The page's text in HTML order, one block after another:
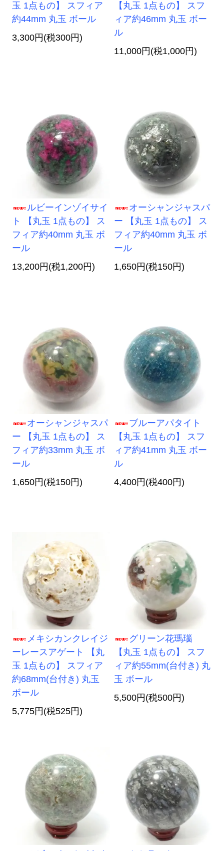
玉 1点もの】 スフィア
約44mm 丸玉 ボール
3,300円(税300円)
【丸玉 1点もの】 スフ
ィア約46mm 丸玉 ボー
ル
11,000円(税1,000円)
ルビーインゾイサイ
ト 【丸玉 1点もの】 ス
フィア約40mm 丸玉 ボ
ール
13,200円(税1,200円)
オーシャンジャスパ
ー 【丸玉 1点もの】 ス
フィア約40mm 丸玉 ボ
ール
1,650円(税150円)
オーシャンジャスパ
ー 【丸玉 1点もの】 ス
フィア約33mm 丸玉 ボ
ール
1,650円(税150円)
ブルーアパタイト
【丸玉 1点もの】 スフ
ィア約41mm 丸玉 ボー
ル
4,400円(税400円)
メキシカンクレイジ
ーレースアゲート 【丸
玉 1点もの】 スフィア
約68mm(台付き) 丸玉
ボール
5,775円(税525円)
グリーン花瑪瑙
【丸玉 1点もの】 スフ
ィア約55mm(台付き) 丸
玉 ボール
5,500円(税500円)